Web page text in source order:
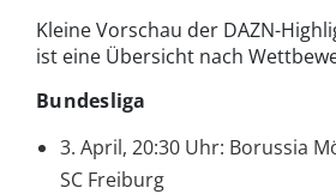
Kleine Vorschau der DAZN-
ist eine Übersicht nach
Bundesliga
3. April, 20:30 Uhr: Borussia
SC Freiburg